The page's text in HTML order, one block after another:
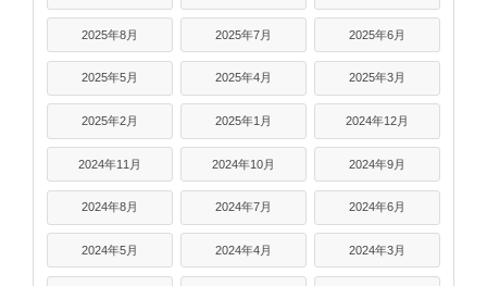
2025年8月 2025年7月 2025年6月
2025年5月 2025年4月 2025年3月
2025年2月 2025年1月 2024年12月
2024年11月 2024年10月 2024年9月
2024年8月 2024年7月 2024年6月
2024年5月 2024年4月 2024年3月